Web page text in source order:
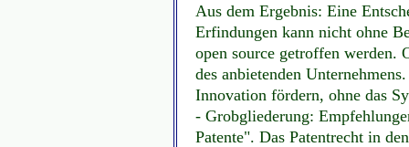
Aus dem Ergebnis: Eine
Erfindungen kann nicht ohne
open source getroffen werden.
des anbietenden
Innovation fördern, ohne das
- Grobgliederung:
Patente". Das Patentrecht in